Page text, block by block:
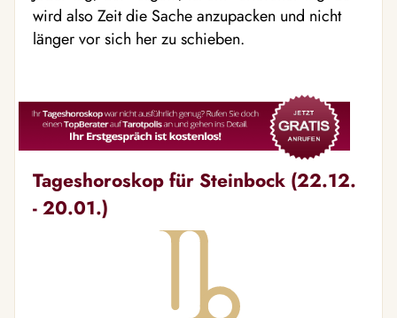
wird also Zeit die Sache anzupacken und nicht
länger vor sich her zu schieben.
Tageshoroskop für Steinbock (22.12.
- 20.01.)